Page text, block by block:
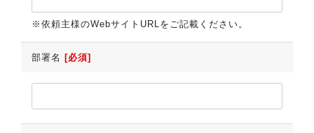
※依頼主様のWebサイトURLをご記載ください。
部署名 [必須]